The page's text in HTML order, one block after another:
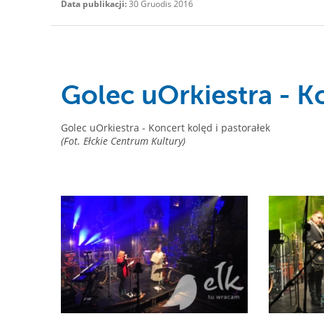
Data publikacji:30 Gruodis 2016
Golec uOrkiestra -
Golec uOrkiestra - Koncert kolęd i pastorałek
(Fot. Ełckie Centrum Kultury)